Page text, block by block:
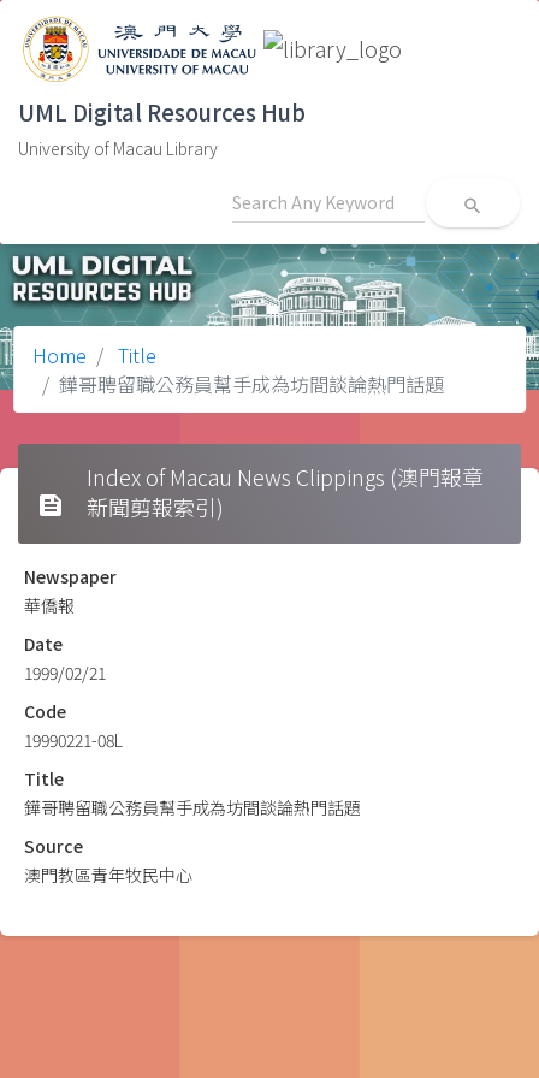
UML Digital Resources Hub
University of Macau Library
search
Home
Title
鏵哥聘留職公務員幫手成為坊間談論熱門話題
feed
Index of Macau News Clippings (澳門報章
新聞剪報索引)
Newspaper
華僑報
Date
1999/02/21
Code
19990221-08L
Title
鏵哥聘留職公務員幫手成為坊間談論熱門話題
Source
澳門教區青年牧民中心